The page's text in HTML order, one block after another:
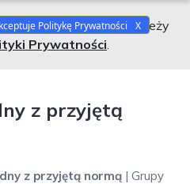
z przyjętą
z przyjętą normą | Grupy
z naszego serwisu należy
Prywatności.
Politykę Prywatności